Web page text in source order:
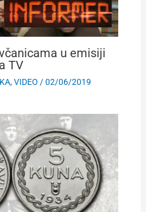
u emisiji
TV
,VIDEO /02/06/2019